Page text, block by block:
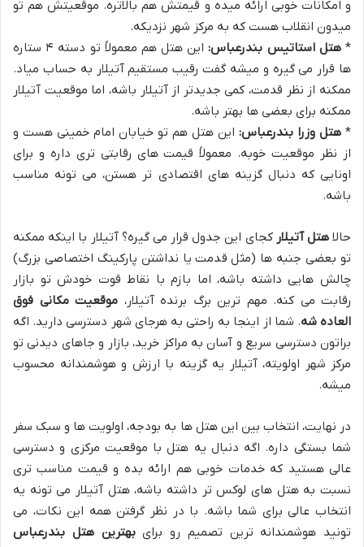
و امکانات خوبی ارائه میده و قیمتش هم بالاتره. موقعیتش هم تو
میدون انقلاب هست که به مرکز شهر نزدیکه.
*هتل استاتیس بندرعباس:
این هتل هم معمولاً تو دسته ۴ ستاره
ها قرار می گیره و میشه گفت رقیب مستقیم آتیلار به حساب میاد.
ممکنه از نظر قدمت، کمی جدیدتر از آتیلار باشه، اما موقعیت آتیلار
ممکنه برای بعضی ها بهتر باشه.
* هتل وزرا بندرعباس: این هتل هم تو خیابان امام خمینی هست و
از نظر موقعیت خوبه. معمولاً قیمت های رقابتی تری داره و برای
اونایی که دنبال گزینه های اقتصادی تر هستن، می تونه مناسب
باشه.
حالاهتل آتیلار کجای این جدول قرار می گیره؟ آتیلار با اینکه ممکنه
تو بعضی جنبه ها (مثل قدمت یا نداشتن پارکینگ اختصاصی بزرگ)
چالش هایی داشته باشه، اما بازم با نقاط قوت خودش تو بازار
رقابت می کنه. مهم ترین برگ برنده آتیلار، موقعیت مکانی فوق
العاده شه. شما از اینجا به راحتی به هرجای شهر دسترسی دارید. اگه
براتون دسترسی سریع و آسان به مراکز خرید، بازار و جاهای دیدنی تو
مرکز شهر اولویته، آتیلار یه گزینه با ارزش و هوشمندانه محسوب
میشه.
در نهایت، انتخاب بین این هتل ها به بودجه، اولویت ها و سبک سفر
شما بستگی داره. اگه دنبال یه هتل با موقعیت مرکزی و دسترسی
عالی هستید که خدمات خوبی هم ارائه بده و قیمت مناسب تری
نسبت به هتل های لوکس تر داشته باشه، هتل آتیلار می تونه یه
انتخاب عالی برای شما باشه. با در نظر گرفتن همه این نکات، می
تونید هوشمندانه ترین تصمیم رو برایبهترین هتل بندرعباس